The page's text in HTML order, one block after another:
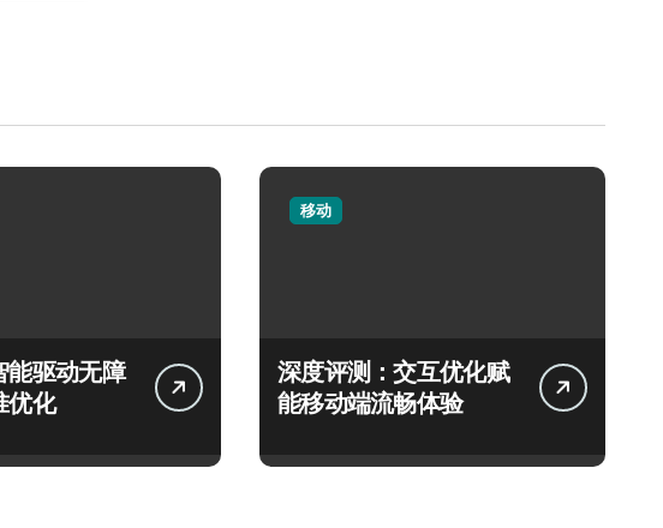
能驱动无障
优化
移动
深度评测：交互优化赋
能移动端流畅体验